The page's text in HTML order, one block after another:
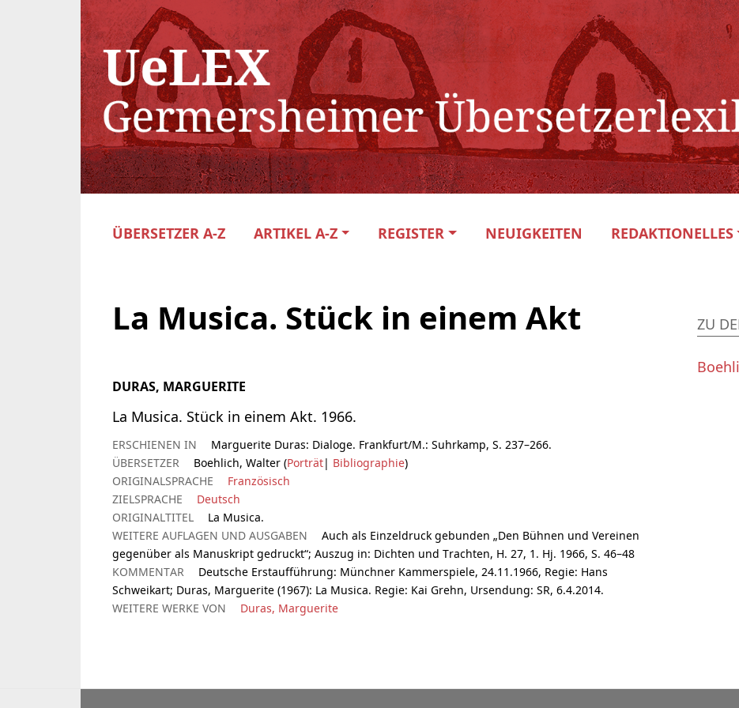
ÜBERSETZER A-Z ARTIKEL A-Z REGISTER NEUIGKEITEN REDAKTIONELLES
La Musica. Stück in einem Akt
DURAS, MARGUERITE
La Musica. Stück in einem Akt. 1966.
ERSCHIENEN IN
Marguerite Duras: Dialoge. Frankfurt/M.: Suhrkamp, S. 237–266.
ÜBERSETZER
Boehlich, Walter (Porträt| Bibliographie)
ORIGINALSPRACHE
Französisch
ZIELSPRACHE
Deutsch
ORIGINALTITEL
La Musica.
WEITERE AUFLAGEN UND AUSGABEN
Auch als Einzeldruck gebunden „Den Bühnen und Vereinen
gegenüber als Manuskript gedruckt“; Auszug in: Dichten und Trachten, H. 27, 1. Hj. 1966, S. 46–48
KOMMENTAR
Deutsche Erstaufführung: Münchner Kammerspiele, 24.11.1966, Regie: Hans
Schweikart; Duras, Marguerite (1967): La Musica. Regie: Kai Grehn, Ursendung: SR, 6.4.2014.
WEITERE WERKE VON
Duras, Marguerite
ZU